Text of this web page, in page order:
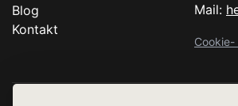
Blog
Kontakt
Mail: